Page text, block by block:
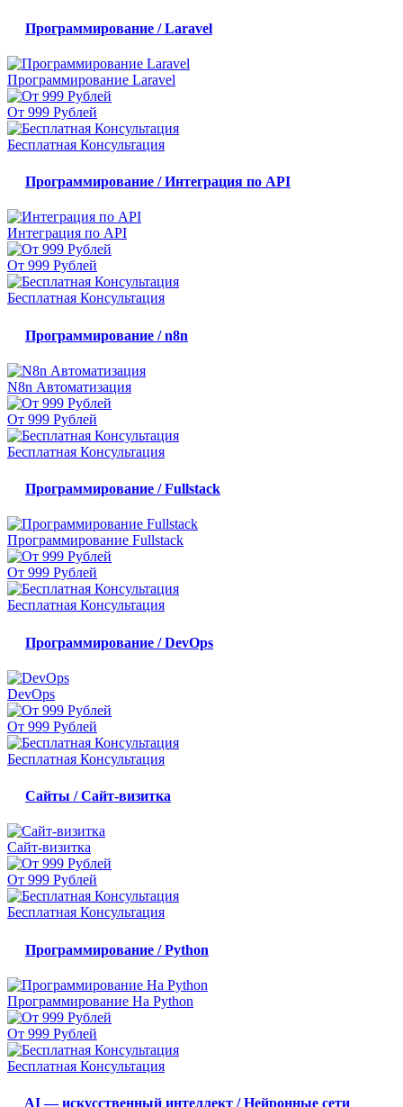
Программирование / Laravel
Программирование Laravel
От 999 Рублей
Бесплатная Консультация
Программирование / Интеграция по API
Интеграция по API
От 999 Рублей
Бесплатная Консультация
Программирование / n8n
N8n Автоматизация
От 999 Рублей
Бесплатная Консультация
Программирование / Fullstack
Программирование Fullstack
От 999 Рублей
Бесплатная Консультация
Программирование / DevOps
DevOps
От 999 Рублей
Бесплатная Консультация
Сайты / Сайт-визитка
Сайт-визитка
От 999 Рублей
Бесплатная Консультация
Программирование / Python
Программирование На Python
От 999 Рублей
Бесплатная Консультация
AI — искусственный интеллект / Нейронные сети